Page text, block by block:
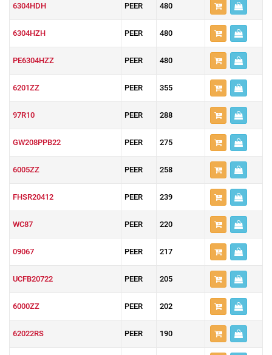
6304HDH PEER 480
6304HZH PEER 480
PE6304HZZ PEER 480
6201ZZ PEER 355
97R10 PEER 288
GW208PPB22 PEER 275
6005ZZ PEER 258
FHSR20412 PEER 239
WC87 PEER 220
09067 PEER 217
UCFB20722 PEER 205
6000ZZ PEER 202
62022RS PEER 190